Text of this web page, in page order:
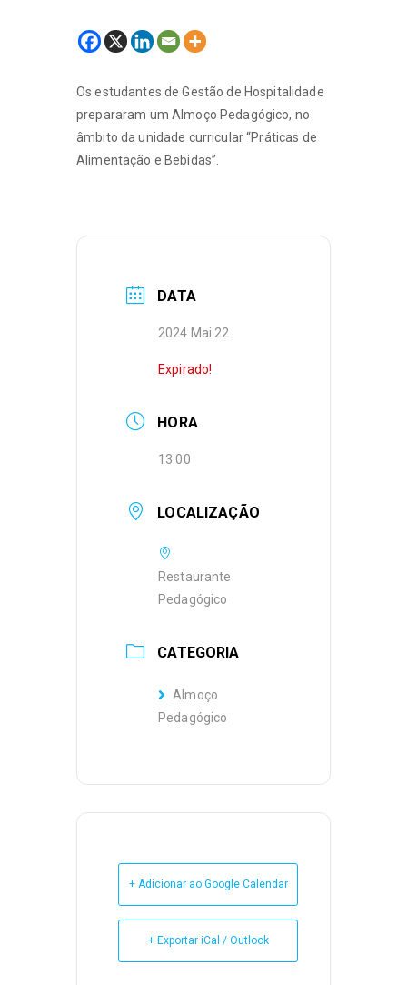
Os estudantes de Gestão de Hospitalidade
prepararam um Almoço Pedagógico, no
âmbito da unidade curricular “Práticas de
Alimentação e Bebidas”.
DATA
2024 Mai 22
Expirado!
HORA
13:00
LOCALIZAÇÃO
Restaurante
Pedagógico
CATEGORIA
Almoço
Pedagógico
+ Adicionar ao Google Calendar
+ Exportar iCal / Outlook